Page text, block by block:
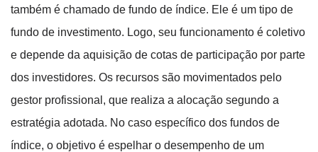
também é chamado de fundo de índice. Ele é um tipo de
fundo de investimento. Logo, seu funcionamento é coletivo
e depende da aquisição de cotas de participação por parte
dos investidores. Os recursos são movimentados pelo
gestor profissional, que realiza a alocação segundo a
estratégia adotada. No caso específico dos fundos de
índice, o objetivo é espelhar o desempenho de um